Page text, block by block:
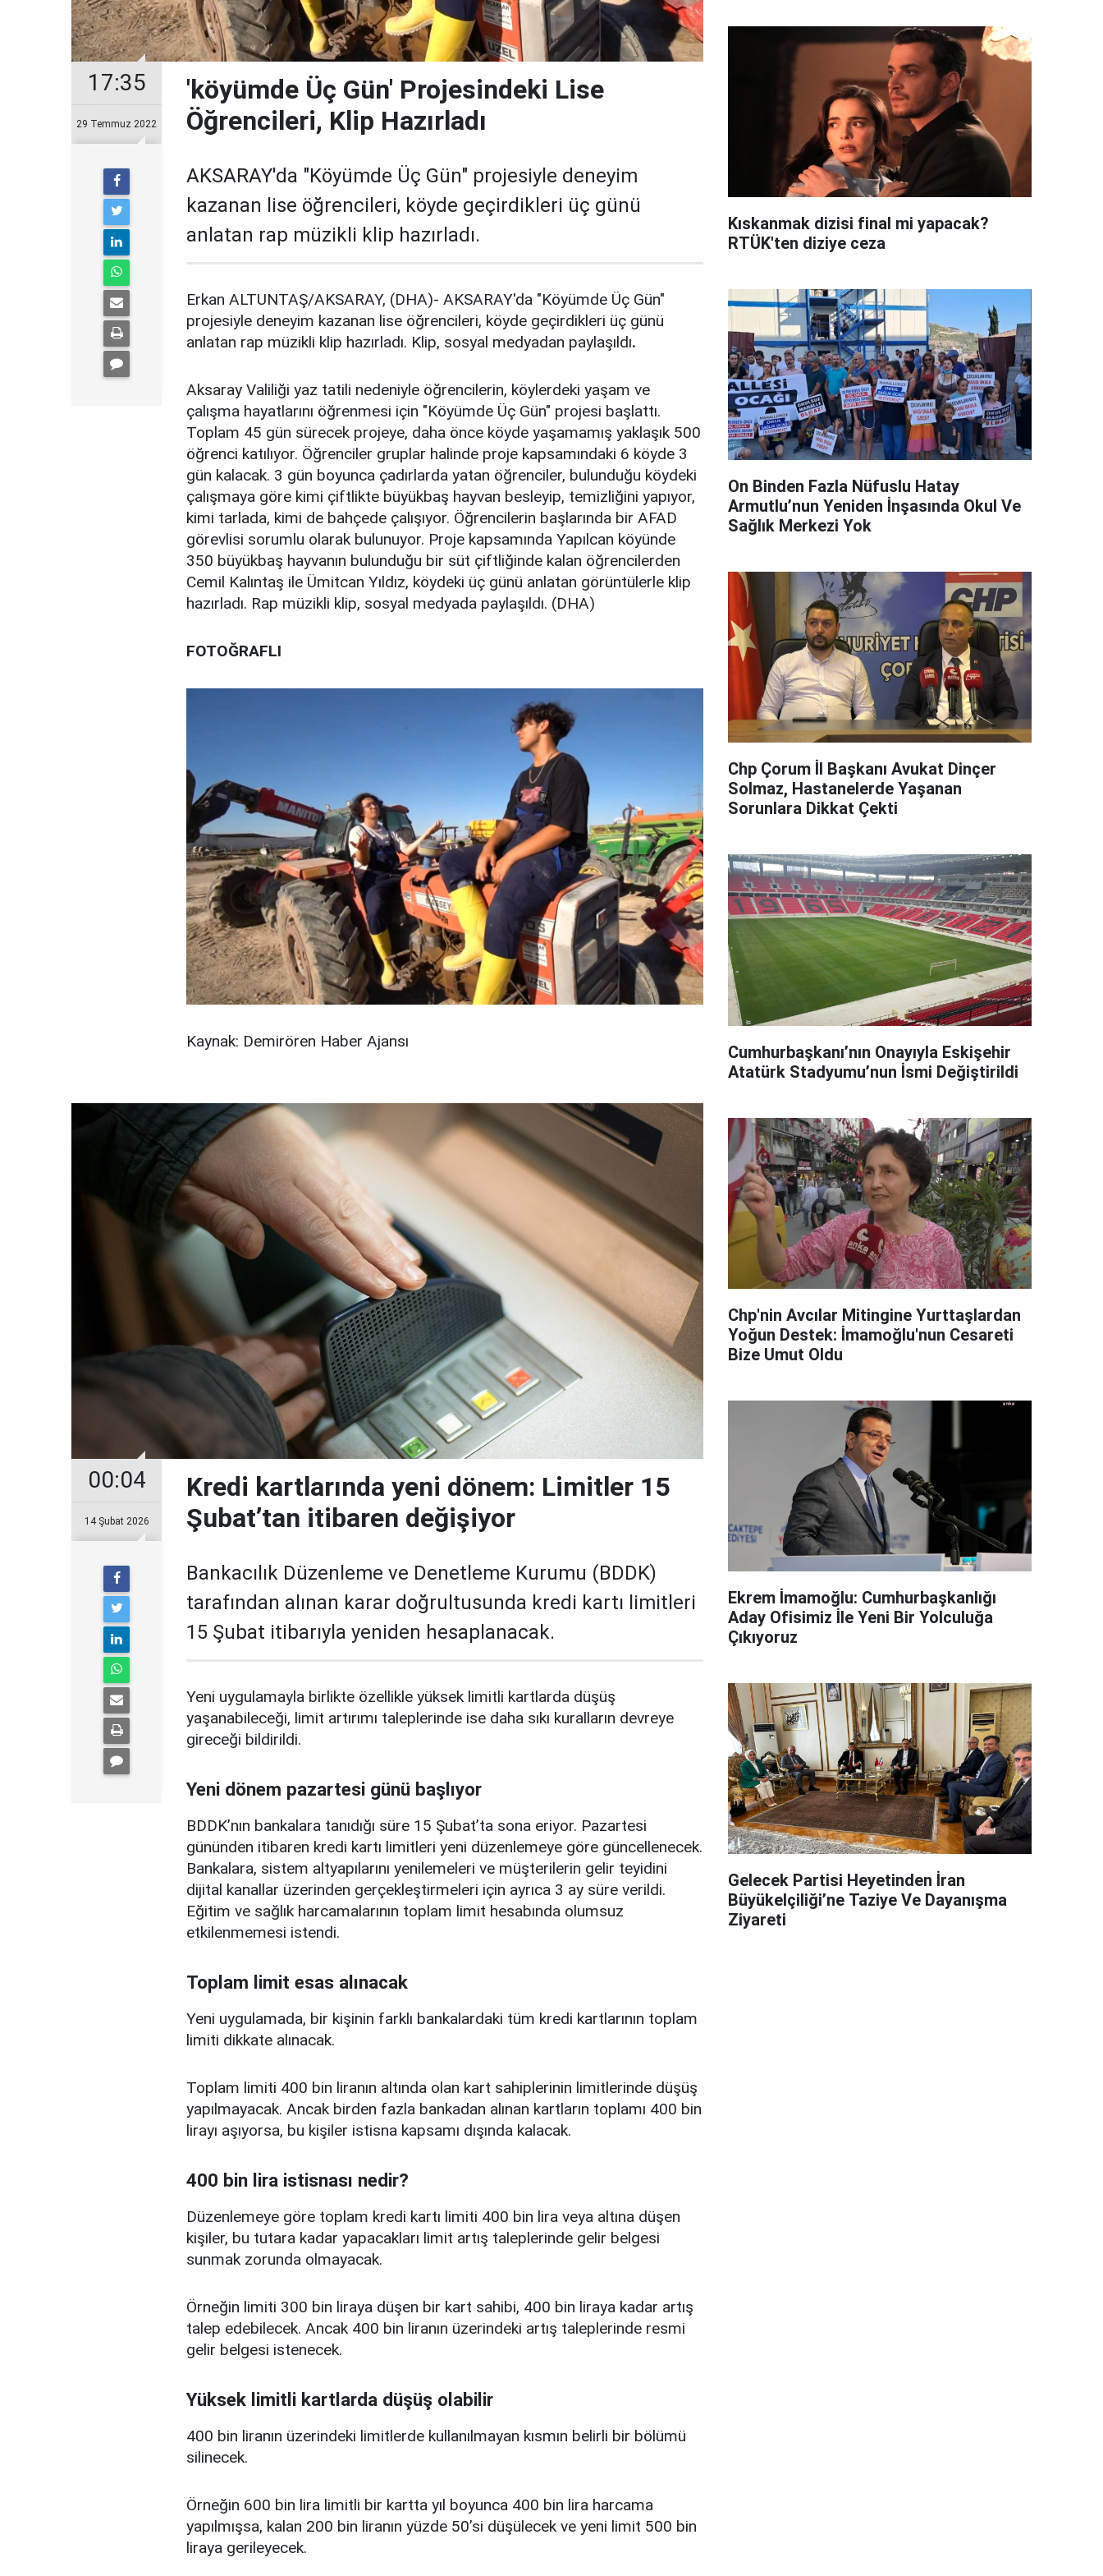
17:35
29 Temmuz 2022
'köyümde Üç Gün' Projesindeki Lise
Öğrencileri, Klip Hazırladı
AKSARAY'da "Köyümde Üç Gün" projesiyle deneyim
kazanan lise öğrencileri, köyde geçirdikleri üç günü
anlatan rap müzikli klip hazırladı.
Erkan ALTUNTAŞ/AKSARAY, (DHA)- AKSARAY'da "Köyümde Üç Gün"
projesiyle deneyim kazanan lise öğrencileri, köyde geçirdikleri üç günü
anlatan rap müzikli klip hazırladı. Klip, sosyal medyadan paylaşıldı.
Aksaray Valiliği yaz tatili nedeniyle öğrencilerin, köylerdeki yaşam ve
çalışma hayatlarını öğrenmesi için "Köyümde Üç Gün" projesi başlattı.
Toplam 45 gün sürecek projeye, daha önce köyde yaşamamış yaklaşık 500
öğrenci katılıyor. Öğrenciler gruplar halinde proje kapsamındaki 6 köyde 3
gün kalacak. 3 gün boyunca çadırlarda yatan öğrenciler, bulunduğu köydeki
çalışmaya göre kimi çiftlikte büyükbaş hayvan besleyip, temizliğini yapıyor,
kimi tarlada, kimi de bahçede çalışıyor. Öğrencilerin başlarında bir AFAD
görevlisi sorumlu olarak bulunuyor. Proje kapsamında Yapılcan köyünde
350 büyükbaş hayvanın bulunduğu bir süt çiftliğinde kalan öğrencilerden
Cemil Kalıntaş ile Ümitcan Yıldız, köydeki üç günü anlatan görüntülerle klip
hazırladı. Rap müzikli klip, sosyal medyada paylaşıldı. (DHA)
FOTOĞRAFLI
Kaynak: Demirören Haber Ajansı
00:04
14 Şubat 2026
Kredi kartlarında yeni dönem: Limitler 15
Şubat’tan itibaren değişiyor
Bankacılık Düzenleme ve Denetleme Kurumu (BDDK)
tarafından alınan karar doğrultusunda kredi kartı limitleri
15 Şubat itibarıyla yeniden hesaplanacak.
Yeni uygulamayla birlikte özellikle yüksek limitli kartlarda düşüş
yaşanabileceği, limit artırımı taleplerinde ise daha sıkı kuralların devreye
gireceği bildirildi.
Yeni dönem pazartesi günü başlıyor
BDDK’nın bankalara tanıdığı süre 15 Şubat’ta sona eriyor. Pazartesi
gününden itibaren kredi kartı limitleri yeni düzenlemeye göre güncellenecek.
Bankalara, sistem altyapılarını yenilemeleri ve müşterilerin gelir teyidini
dijital kanallar üzerinden gerçekleştirmeleri için ayrıca 3 ay süre verildi.
Eğitim ve sağlık harcamalarının toplam limit hesabında olumsuz
etkilenmemesi istendi.
Toplam limit esas alınacak
Yeni uygulamada, bir kişinin farklı bankalardaki tüm kredi kartlarının toplam
limiti dikkate alınacak.
Toplam limiti 400 bin liranın altında olan kart sahiplerinin limitlerinde düşüş
yapılmayacak. Ancak birden fazla bankadan alınan kartların toplamı 400 bin
lirayı aşıyorsa, bu kişiler istisna kapsamı dışında kalacak.
400 bin lira istisnası nedir?
Düzenlemeye göre toplam kredi kartı limiti 400 bin lira veya altına düşen
kişiler, bu tutara kadar yapacakları limit artış taleplerinde gelir belgesi
sunmak zorunda olmayacak.
Örneğin limiti 300 bin liraya düşen bir kart sahibi, 400 bin liraya kadar artış
talep edebilecek. Ancak 400 bin liranın üzerindeki artış taleplerinde resmi
gelir belgesi istenecek.
Yüksek limitli kartlarda düşüş olabilir
400 bin liranın üzerindeki limitlerde kullanılmayan kısmın belirli bir bölümü
silinecek.
Örneğin 600 bin lira limitli bir kartta yıl boyunca 400 bin lira harcama
yapılmışsa, kalan 200 bin liranın yüzde 50’si düşülecek ve yeni limit 500 bin
liraya gerileyecek.
Kıskanmak dizisi final mi yapacak?
RTÜK'ten diziye ceza
On Binden Fazla Nüfuslu Hatay
Armutlu’nun Yeniden İnşasında Okul Ve
Sağlık Merkezi Yok
Chp Çorum İl Başkanı Avukat Dinçer
Solmaz, Hastanelerde Yaşanan
Sorunlara Dikkat Çekti
Cumhurbaşkanı’nın Onayıyla Eskişehir
Atatürk Stadyumu’nun İsmi Değiştirildi
Chp'nin Avcılar Mitingine Yurttaşlardan
Yoğun Destek: İmamoğlu'nun Cesareti
Bize Umut Oldu
Ekrem İmamoğlu: Cumhurbaşkanlığı
Aday Ofisimiz İle Yeni Bir Yolculuğa
Çıkıyoruz
Gelecek Partisi Heyetinden İran
Büyükelçiliği’ne Taziye Ve Dayanışma
Ziyareti